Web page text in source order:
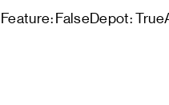
Feature: FalseDepot: